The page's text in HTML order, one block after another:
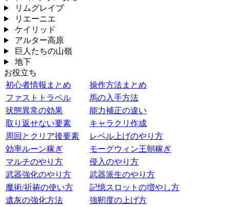
リムグレイブ
リエーニエ
ケイリッド
アルター高原
巨人たちの山嶺
地下
お役立ち
初心者情報まとめ
操作方法まとめ
ファストトラベル
馬の入手方法
状態異常の効果
能力補正の違い
取り返せない要素
キャラクリ作成
周回とクリア後要素
レベル上げのやり方
効率ルーン稼ぎ
モーグウィン王朝稼ぎ
マルチのやり方
侵入のやり方
武器強化のやり方
武器派生のやり方
魔術/祈祷の使い方
記憶スロットの増やし方
遺灰の強化方法
強靭度の上げ方